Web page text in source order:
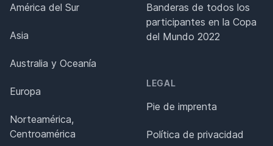
América del Sur
Asia
Australia y Oceanía
Europa
Norteamérica,
Centroamérica
Banderas de todos los
participantes en la Copa
del Mundo 2022
LEGAL
Pie de imprenta
Política de privacidad